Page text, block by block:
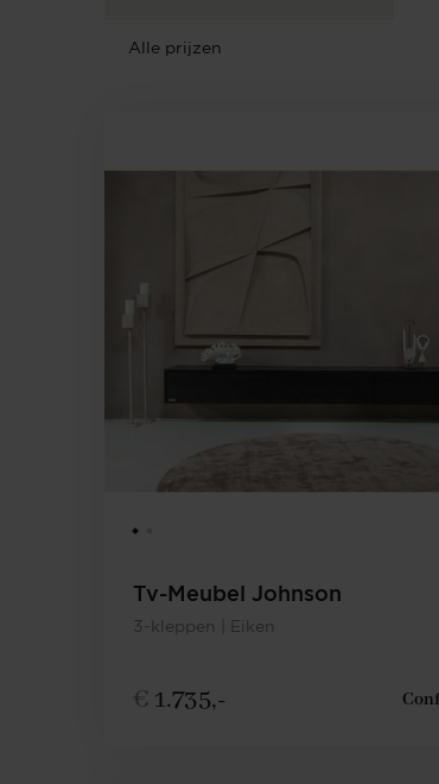
Alle prijzen
Tv-Meubel Johnson
3-kleppen | Eiken
€ 1.735,-